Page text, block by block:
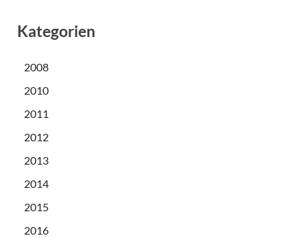
Kategorien
2008
2010
2011
2012
2013
2014
2015
2016